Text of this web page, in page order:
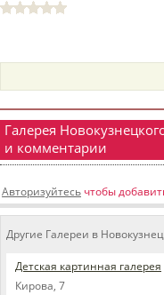
пїЅпїЅпїЅ
пїЅпїЅпїЅ
пїЅпїЅпїЅ
пїЅпїЅпїЅпїЅпїЅ
Галерея
и комментарии
Авторизуйтесь чтобы
Другие Галереи в
Детская картинная галерея
Кирова, 7